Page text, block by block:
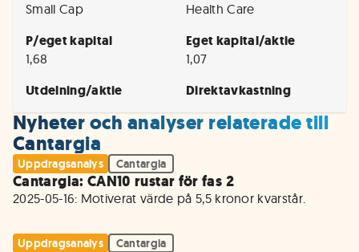
Small Cap Health Care
P/eget kapital
1,68
Eget kapital/aktie
1,07
Utdelning/aktie Direktavkastning
Nyheter och analyser relaterade till
Cantargia
Uppdragsanalys Cantargia
Cantargia: CAN10 rustar för fas 2
2025-05-16: Motiverat värde på 5,5 kronor kvarstår.
Uppdragsanalys Cantargia